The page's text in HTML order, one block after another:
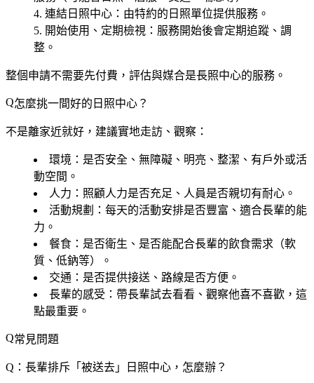
連結日照中心 ：由特約的日照單位提供服務。
開始使用、定期檢視 ：服務開始後會定期追蹤、調
整。
整個申請不需要先付費，評估與媒合是長照中心的服務。
怎麼挑一間好的日照中心？
不是離家近就好，建議實地走訪、觀察：
環境 ：是否安全、無障礙、明亮、整潔、有戶外或活
動空間。
人力 ：照顧人力是否充足、人員是否親切有耐心。
活動規劃 ：每天的活動安排是否豐富、適合長輩的能
力。
餐食 ：是否衛生、是否能配合長輩的飲食需求（軟
質、低鈉等）。
交通 ：是否提供接送、路線是否方便。
長輩的感受 ：帶長輩試去看看、觀察他喜不喜歡，這
點最重要。
常見問題
Q：長輩排斥「被送去」日照中心，怎麼辦？